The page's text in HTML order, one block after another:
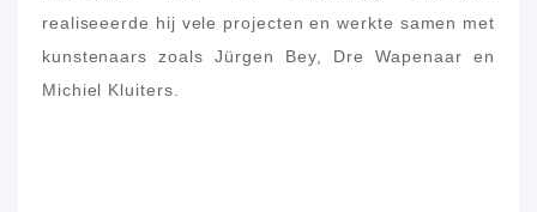
realiseeerde hij vele projecten en werkte samen met
kunstenaars zoals Jürgen Bey, Dre Wapenaar en
Michiel Kluiters.